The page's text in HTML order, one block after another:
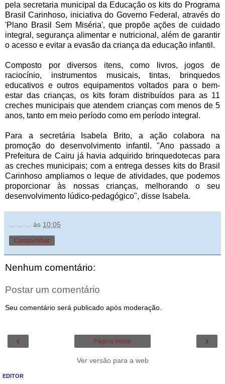
pela secretaria municipal da Educação os kits do Programa
Brasil Carinhoso, iniciativa do Governo Federal, através do
'Plano Brasil Sem Miséria', que propõe ações de cuidado
integral, segurança alimentar e nutricional, além de garantir
o acesso e evitar a evasão da criança da educação infantil.
Composto por diversos itens, como livros, jogos de
raciocínio, instrumentos musicais, tintas, brinquedos
educativos e outros equipamentos voltados para o bem-
estar das crianças, os kits foram distribuídos para as 11
creches municipais que atendem crianças com menos de 5
anos, tanto em meio período como em período integral.
Para a secretária Isabela Brito, a ação colabora na
promoção do desenvolvimento infantil. "Ano passado a
Prefeitura de Cairu já havia adquirido brinquedotecas para
as creches municipais; com a entrega desses kits do Brasil
Carinhoso ampliamos o leque de atividades, que podemos
proporcionar às nossas crianças, melhorando o seu
desenvolvimento lúdico-pedagógico", disse Isabela.
às 10:05
Compartilhar
Nenhum comentário:
Postar um comentário
Seu comentário será publicado após moderação.
‹ ›
Página inicial
Ver versão para a web
EDITOR